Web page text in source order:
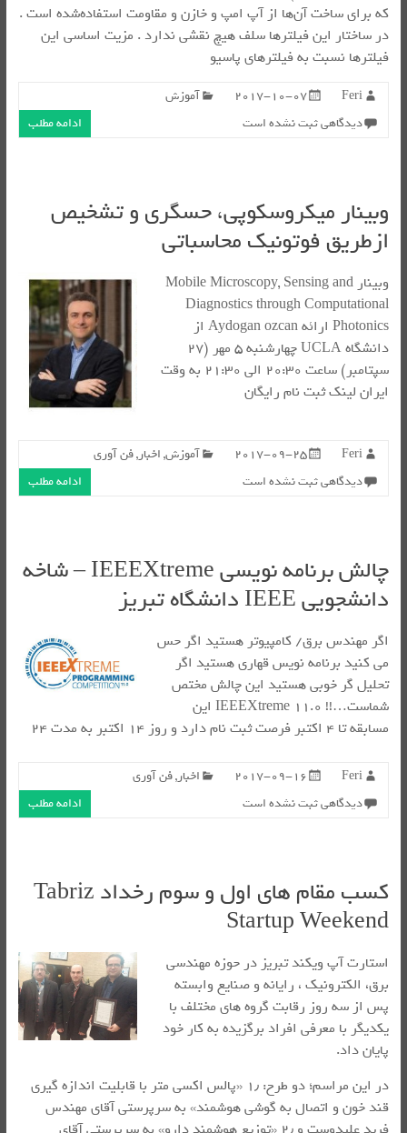
که برای ساخت آن‌ها از آپ امپ و خازن و مقاومت استفاده‌شده است .
در ساختار این فیلترها سلف هیچ نقشی ندارد . مزیت اساسی این
فیلترها نسبت به فیلترهای پاسیو
Feri
2017-10-07
آموزش
دیدگاهی ثبت نشده است
ادامه مطلب
وبینار میکروسکوپی، حسگری و تشخیص
ازطریق فوتونیک محاسباتی
وبینار Mobile Microscopy, Sensing and
Diagnostics through Computational
Photonics ارائه Aydogan ozcan از
دانشگاه UCLA چهارشنبه ۵ مهر (۲۷
سپتامبر) ساعت ۲۰:۳۰ الی ۲۱:۳۰ به وقت
ایران لینک ثبت نام رایگان
Feri
2017-09-25 آموزش,اخبار,فن آوری
دیدگاهی ثبت نشده است
ادامه مطلب
چالش برنامه نویسی IEEEXtreme – شاخه
دانشجویی IEEE دانشگاه تبریز
اگر مهندس برق/ کامپیوتر هستید اگر حس
می کنید برنامه نویس قهاری هستید اگر
تحلیل گر خوبی هستید این چالش مختص
شماست…!! IEEEXtreme 11.0 این
مسابقه تا ۴ اکتبر فرصت ثبت نام دارد و روز ۱۴ اکتبر به مدت ۲۴
Feri
2017-09-16 اخبار,فن آوری
دیدگاهی ثبت نشده است
ادامه مطلب
کسب مقام های اول و سوم رخداد Tabriz
Startup Weekend
استارت آپ ویکند تبریز در حوزه مهندسی
برق، الکترونیک ، رایانه و صنایع وابسته
پس از سه روز رقابت گروه های مختلف با
یکدیگر با معرفی افراد برگزیده به کار خود
پایان داد.
در این مراسم؛ دو طرح: ۱٫ «پالس اکسی متر با قابلیت اندازه گیری
قند خون و اتصال به گوشی هوشمند» به سرپرستی آقای مهندس